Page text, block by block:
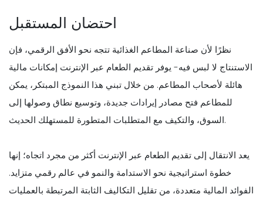
احتضان المستقبل
نظرًا لأن صناعة المطاعم الغذائية تتجه نحو الأفق الرقمي، فإن
الاستنتاج لا لبس فيه- يوفر تقديم الطعام عبر الإنترنت إمكانات مالية
هائلة لأصحاب المطاعم. من خلال تبني هذا النموذج المبتكر، يمكن
للمطاعم فتح مصادر إيرادات جديدة، وتوسيع نطاق وصولها إلى
السوق، والتكيف مع المتطلبات المتطورة للمستهلك الحديث.
يعد الانتقال إلى تقديم الطعام عبر الإنترنت أكثر من مجرد اتجاه؛ إنها
خطوة استراتيجية نحو الاستدامة والنمو في عالم رقمي متزايد.
الفوائد المالية متعددة، من تقليل التكاليف الثابتة المرتبطة بالعمليات